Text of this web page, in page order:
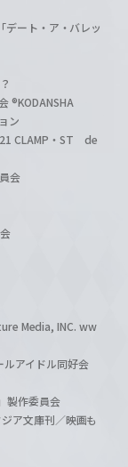
ート・ア・バレッ
®KODANSHA
ン
CLAMP・ST de
会
Media, INC. ww
アイドル同好会
製作委員会
ア文庫刊／映画も